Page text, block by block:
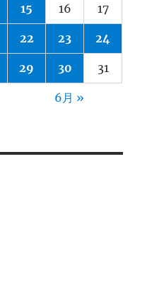
15 16 17
22 23 24
29 30 31
6月 »